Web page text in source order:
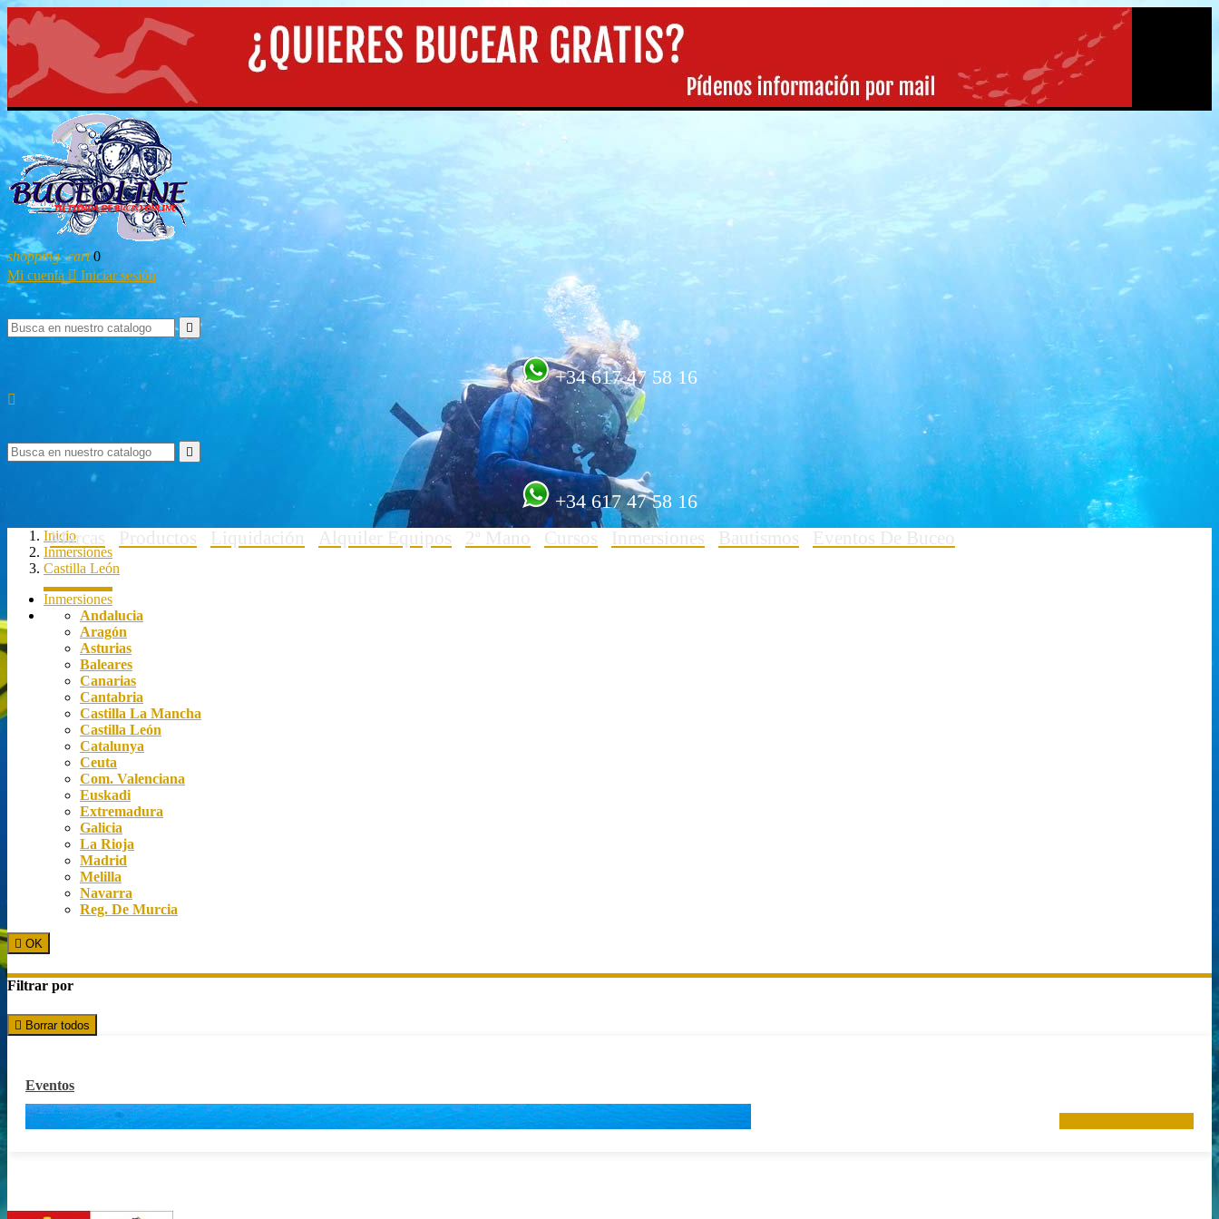
shopping_cart 0
Mi cuenta Iniciar sesión

+34 617 47 58 16


+34 617 47 58 16
Marcas
Inicio
Inmersiones
Castilla León
Inmersiones
Andalucia
Aragón
Asturias
Baleares
Canarias
Cantabria
Castilla La Mancha
Castilla León
Catalunya
Ceuta
Com. Valenciana
Euskadi
Extremadura
Galicia
La Rioja
Madrid
Melilla
Navarra
Reg. De Murcia
 OK
Filtrar por
 Borrar todos
Eventos